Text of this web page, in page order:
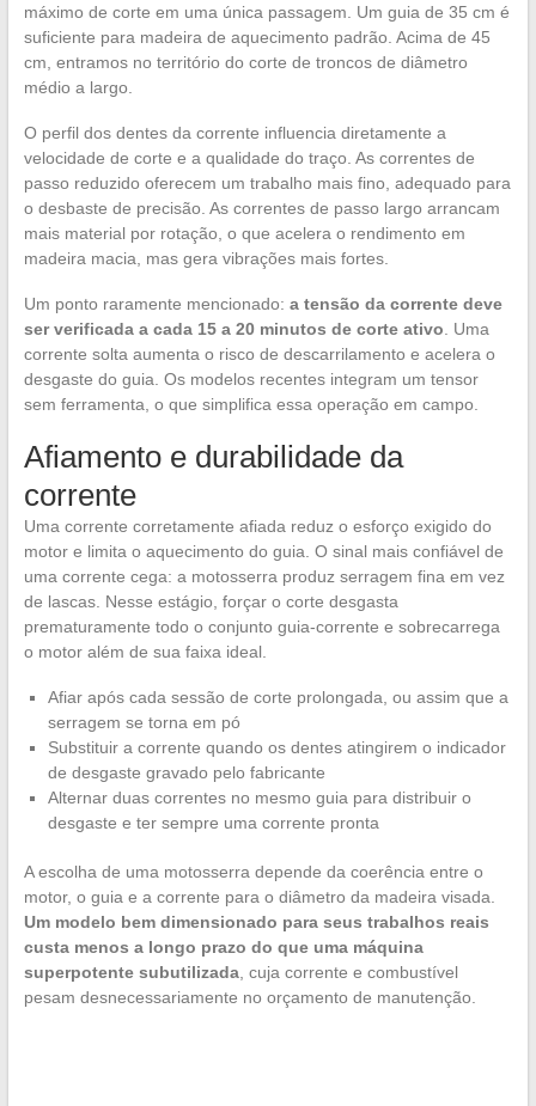
máximo de corte em uma única passagem. Um guia de 35 cm é
suficiente para madeira de aquecimento padrão. Acima de 45
cm, entramos no território do corte de troncos de diâmetro
médio a largo.
O perfil dos dentes da corrente influencia diretamente a
velocidade de corte e a qualidade do traço. As correntes de
passo reduzido oferecem um trabalho mais fino, adequado para
o desbaste de precisão. As correntes de passo largo arrancam
mais material por rotação, o que acelera o rendimento em
madeira macia, mas gera vibrações mais fortes.
Um ponto raramente mencionado: a tensão da corrente deve
ser verificada a cada 15 a 20 minutos de corte ativo . Uma
corrente solta aumenta o risco de descarrilamento e acelera o
desgaste do guia. Os modelos recentes integram um tensor
sem ferramenta, o que simplifica essa operação em campo.
Afiamento e durabilidade da
corrente
Uma corrente corretamente afiada reduz o esforço exigido do
motor e limita o aquecimento do guia. O sinal mais confiável de
uma corrente cega: a motosserra produz serragem fina em vez
de lascas. Nesse estágio, forçar o corte desgasta
prematuramente todo o conjunto guia-corrente e sobrecarrega
o motor além de sua faixa ideal.
Afiar após cada sessão de corte prolongada, ou assim que a
serragem se torna em pó
Substituir a corrente quando os dentes atingirem o indicador
de desgaste gravado pelo fabricante
Alternar duas correntes no mesmo guia para distribuir o
desgaste e ter sempre uma corrente pronta
A escolha de uma motosserra depende da coerência entre o
motor, o guia e a corrente para o diâmetro da madeira visada.
Um modelo bem dimensionado para seus trabalhos reais
custa menos a longo prazo do que uma máquina
superpotente subutilizada, cuja corrente e combustível
pesam desnecessariamente no orçamento de manutenção.